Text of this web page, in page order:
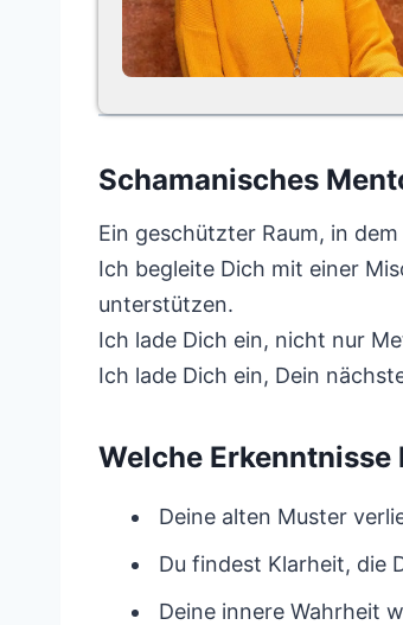
Schamanisches
Ein geschützter Raum, in
Ich begleite Dich mit einer
unterstützen.
Ich lade Dich ein, nicht nur
Ich lade Dich ein, Dein
Welche
Deine alten Muster
Du findest Klarheit, die
Deine innere Wahrheit